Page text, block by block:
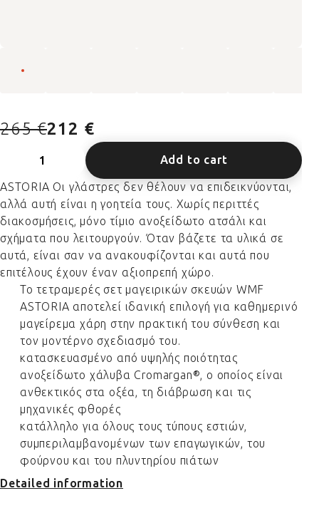
265 €212 €
Add to cart
ASTORIA Οι γλάστρες δεν θέλουν να επιδεικνύονται,
αλλά αυτή είναι η γοητεία τους. Χωρίς περιττές
διακοσμήσεις, μόνο τίμιο ανοξείδωτο ατσάλι και
σχήματα που λειτουργούν. Όταν βάζετε τα υλικά σε
αυτά, είναι σαν να ανακουφίζονται και αυτά που
επιτέλους έχουν έναν αξιοπρεπή χώρο.
Το τετραμερές σετ μαγειρικών σκευών WMF
ASTORIA αποτελεί ιδανική επιλογή για καθημερινό
μαγείρεμα χάρη στην πρακτική του σύνθεση και
τον μοντέρνο σχεδιασμό του.
κατασκευασμένο από υψηλής ποιότητας
ανοξείδωτο χάλυβα Cromargan®, ο οποίος είναι
ανθεκτικός στα οξέα, τη διάβρωση και τις
μηχανικές φθορές
κατάλληλο για όλους τους τύπους εστιών,
συμπεριλαμβανομένων των επαγωγικών, του
φούρνου και του πλυντηρίου πιάτων
Detailed information